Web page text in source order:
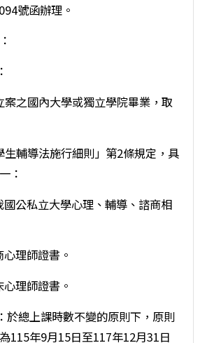
號函辦理。
案之國內大學或獨立學院畢業，取
生輔導法施行細則」第2條規定，具
：
公私立大學心理、輔導、諮商相
理師證書。
理師證書。
於總上課時數不變的原則下，原則
115年9月15日至117年12月31日